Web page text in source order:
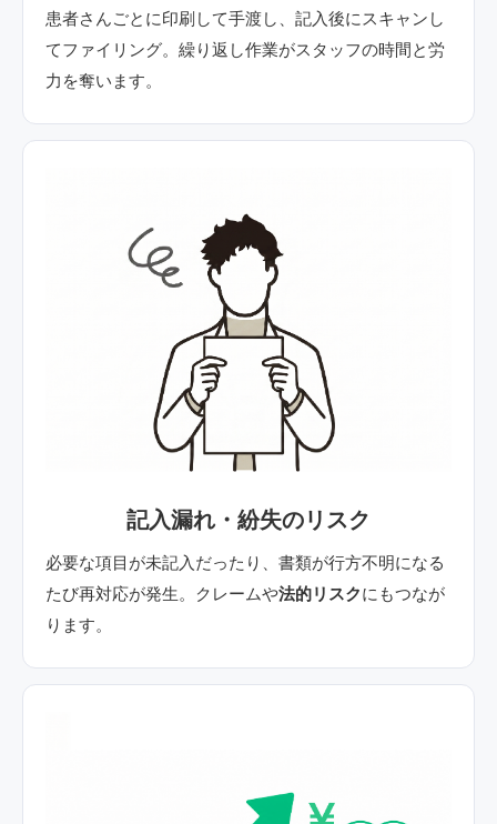
患者さんごとに印刷して手渡し、記入後にスキャンし
てファイリング。繰り返し作業がスタッフの時間と労
力を奪います。
記入漏れ・紛失のリスク
必要な項目が未記入だったり、書類が行方不明になる
たび再対応が発生。クレームや法的リスクにもつなが
ります。